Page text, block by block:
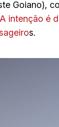
Goiano),
A intenção é
s.